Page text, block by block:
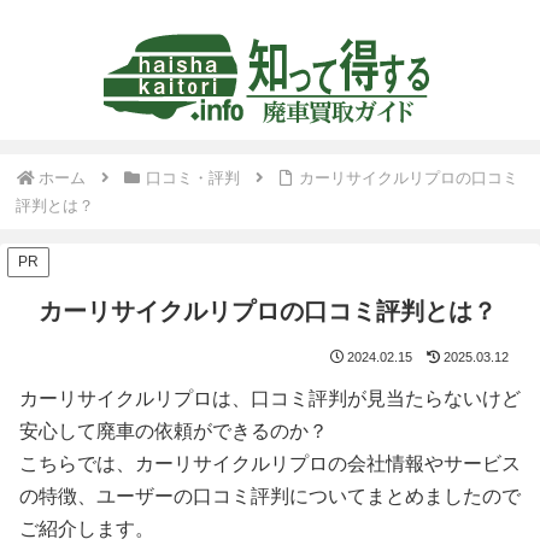
ホーム 口コミ・評判
カーリサイクルリプロの口コミ
評判とは？
PR
カーリサイクルリプロの口コミ評判とは？
2024.02.15 2025.03.12
カーリサイクルリプロは、口コミ評判が見当たらないけど
安心して廃車の依頼ができるのか？
こちらでは、カーリサイクルリプロの会社情報やサービス
の特徴、ユーザーの口コミ評判についてまとめましたので
ご紹介します。